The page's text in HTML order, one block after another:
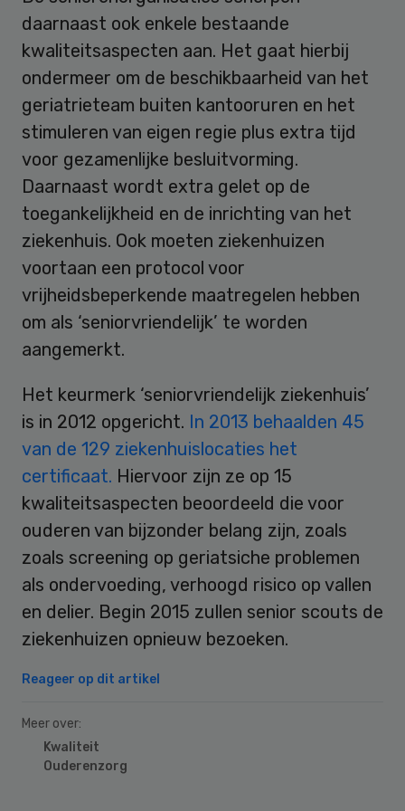
daarnaast ook enkele bestaande
kwaliteitsaspecten aan. Het gaat hierbij
ondermeer om de beschikbaarheid van het
geriatrieteam buiten kantooruren en het
stimuleren van eigen regie plus extra tijd
voor gezamenlijke besluitvorming.
Daarnaast wordt extra gelet op de
toegankelijkheid en de inrichting van het
ziekenhuis. Ook moeten ziekenhuizen
voortaan een protocol voor
vrijheidsbeperkende maatregelen hebben
om als ‘seniorvriendelijk’ te worden
aangemerkt.
Het keurmerk ‘seniorvriendelijk ziekenhuis’
is in 2012 opgericht. In 2013 behaalden 45
van de 129 ziekenhuislocaties het
certificaat. Hiervoor zijn ze op 15
kwaliteitsaspecten beoordeeld die voor
ouderen van bijzonder belang zijn, zoals
zoals screening op geriatsiche problemen
als ondervoeding, verhoogd risico op vallen
en delier. Begin 2015 zullen senior scouts de
ziekenhuizen opnieuw bezoeken.
Reageer op dit artikel
Meer over:
Kwaliteit
Ouderenzorg